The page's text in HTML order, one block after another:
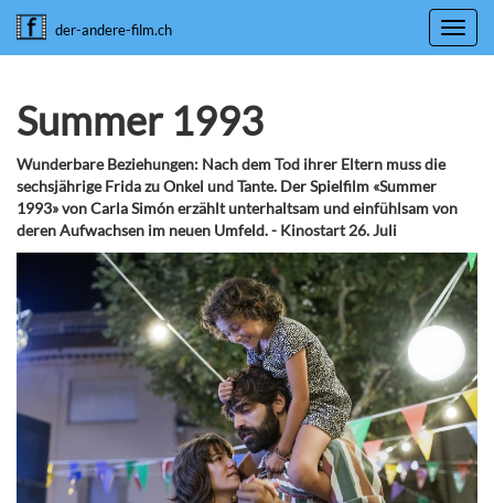
der-andere-film.ch
Summer 1993
Wunderbare Beziehungen: Nach dem Tod ihrer Eltern muss die
sechsjährige Frida zu Onkel und Tante. Der Spielfilm «Summer
1993» von Carla Simón erzählt unterhaltsam und einfühlsam von
deren Aufwachsen im neuen Umfeld. - Kinostart 26. Juli